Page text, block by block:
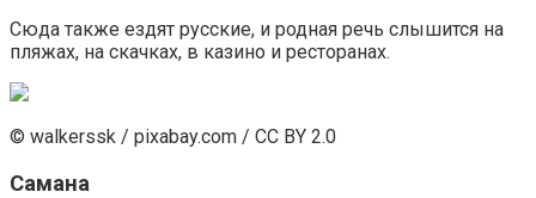
Сюда также ездят русские, и родная речь слышится на
пляжах, на скачках, в казино и ресторанах.
© walkerssk / pixabay.com / CC BY 2.0
Самана